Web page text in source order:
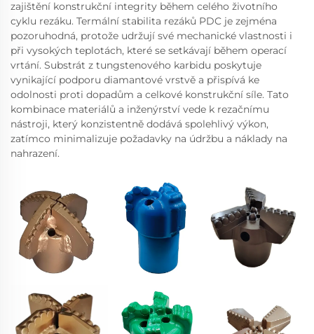
zajištění konstrukční integrity během celého životního
cyklu rezáku. Termální stabilita rezáků PDC je zejména
pozoruhodná, protože udržují své mechanické vlastnosti i
při vysokých teplotách, které se setkávají během operací
vrtání. Substrát z tungstenového karbidu poskytuje
vynikající podporu diamantové vrstvě a přispívá ke
odolnosti proti dopadům a celkové konstrukční síle. Tato
kombinace materiálů a inženýrství vede k rezačnímu
nástroji, který konzistentně dodává spolehlivý výkon,
zatímco minimalizuje požadavky na údržbu a náklady na
nahrazení.